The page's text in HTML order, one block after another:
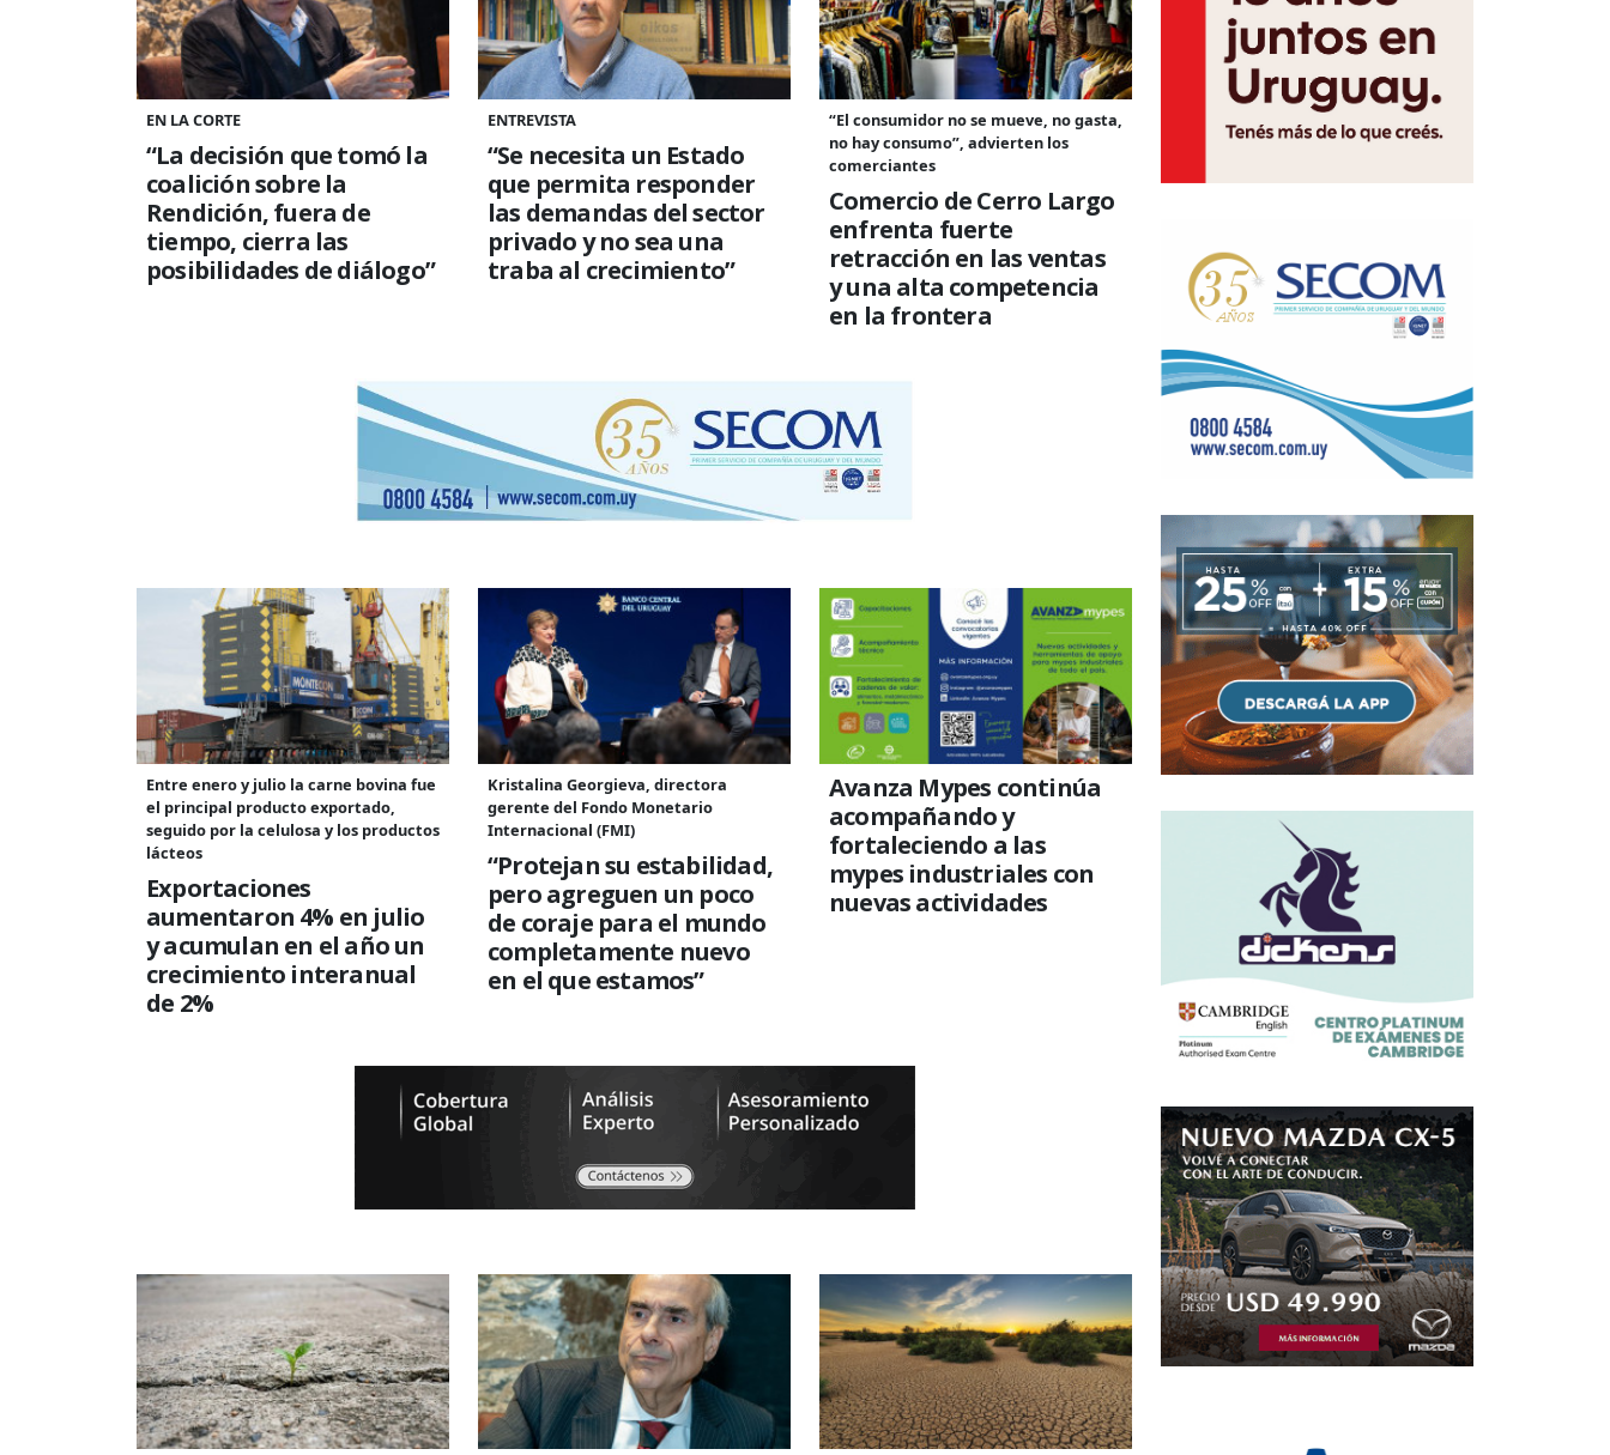
EN LA CORTE
“La decisión que tomó la
coalición sobre la
Rendición, fuera de
tiempo, cierra las
posibilidades de diálogo”
ENTREVISTA
“Se necesita un Estado
que permita responder
las demandas del sector
privado y no sea una
traba al crecimiento”
“El consumidor no se mueve, no gasta,
no hay consumo”, advierten los
comerciantes
Comercio de Cerro Largo
enfrenta fuerte
retracción en las ventas
y una alta competencia
en la frontera
Entre enero y julio la carne bovina fue
el principal producto exportado,
seguido por la celulosa y los productos
lácteos
Exportaciones
aumentaron 4% en julio
y acumulan en el año un
crecimiento interanual
de 2%
Kristalina Georgieva, directora
gerente del Fondo Monetario
Internacional (FMI)
“Protejan su estabilidad,
pero agreguen un poco
de coraje para el mundo
completamente nuevo
en el que estamos”
Avanza Mypes continúa
acompañando y
fortaleciendo a las
mypes industriales con
nuevas actividades